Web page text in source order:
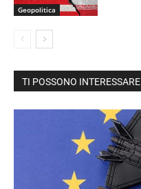
Geopolitica
TI POSSONO INTERESSARE